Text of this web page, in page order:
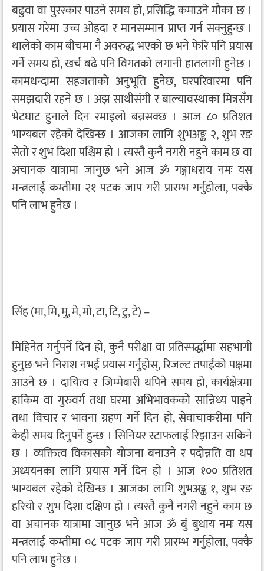
बढुवा वा पुरस्कार पाउने समय हो, प्रसिद्धि कमाउने मौका छ ।
प्रयास गरेमा उच्च ओहदा र मानसम्मान प्राप्त गर्न सक्नुहुन्छ ।
थालेको काम बीचमा नै अवरुद्ध भएको छ भने फेरि पनि प्रयास
गर्ने समय हो, खर्च बढे पनि विगतको लगानी हातलागी हुनेछ ।
कामधन्दामा सहजताको अनुभूति हुनेछ, घरपरिवारमा पनि
समझदारी रहने छ । अझ साथीसंगी र बाल्यावस्थाका मित्रसँग
भेटघाट हुनाले दिन रमाइलो बन्नसक्छ । आज ८० प्रतिशत
भाग्यबल रहेको देखिन्छ । आजका लागि शुभअङ्क २, शुभ रङ
सेतो र शुभ दिशा पश्चिम हो । त्यस्तै कुनै नगरी नहुने काम छ वा
अचानक यात्रामा जानुछ भने आज ॐ गङ्गाधराय नमः यस
मन्त्रलाई कम्तीमा २१ पटक जाप गरी प्रारम्भ गर्नुहोला, पक्कै
पनि लाभ हुनेछ ।
सिंह (मा, मि, मु, मे, मो, टा, टि, टु, टे) –
मिहिनेत गर्नुपर्ने दिन हो, कुनै परीक्षा वा प्रतिस्पर्द्धामा सहभागी
हुनुछ भने निराश नभई प्रयास गर्नुहोस्, रिजल्ट तपाईंको पक्षमा
आउने छ । दायित्व र जिम्मेबारी थपिने समय हो, कार्यक्षेत्रमा
हाकिम वा गुरुवर्ग तथा घरमा अभिभावकको सान्निध्य पाइने
तथा विचार र भावना ग्रहण गर्ने दिन हो, सेवाचाकरीमा पनि
केही समय दिनुपर्ने हुन्छ । सिनियर स्टाफलाई रिझाउन सकिने
छ । व्यक्तित्व विकासको योजना बनाउने र पदोन्नति वा थप
अध्ययनका लागि प्रयास गर्ने दिन हो । आज १०० प्रतिशत
भाग्यबल रहेको देखिन्छ । आजका लागि शुभअङ्क १, शुभ रङ
हरियो र शुभ दिशा दक्षिण हो । त्यस्तै कुनै नगरी नहुने काम छ
वा अचानक यात्रामा जानुछ भने आज ॐ बुं बुधाय नमः यस
मन्त्रलाई कम्तीमा ०८ पटक जाप गरी प्रारम्भ गर्नुहोला, पक्कै
पनि लाभ हुनेछ ।